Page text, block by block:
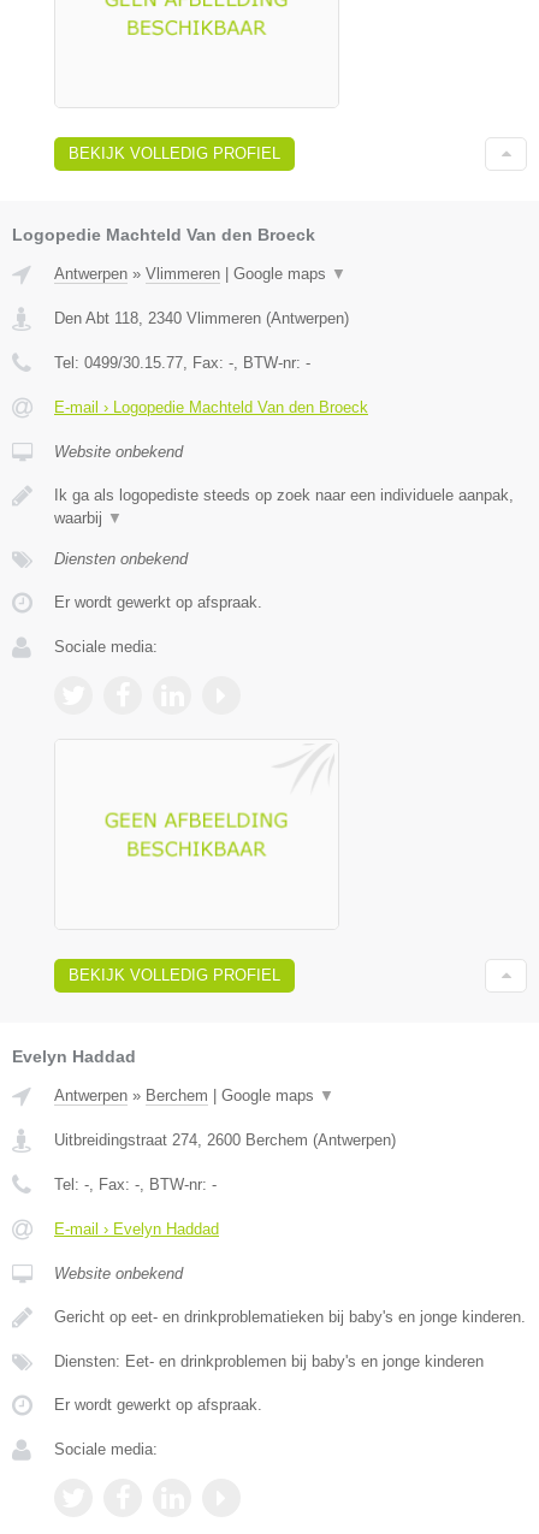
BEKIJK VOLLEDIG PROFIEL
Logopedie Machteld Van den Broeck
Antwerpen » Vlimmeren Google maps ▼
Den Abt 118, 2340 Vlimmeren (Antwerpen)
Tel: 0499/30.15.77, Fax: -, BTW-nr: -
E-mail › Logopedie Machteld Van den Broeck
Website onbekend
Ik ga als logopediste steeds op zoek naar een individuele aanpak,
waarbij ▼
Diensten onbekend
Er wordt gewerkt op afspraak.
Sociale media:
BEKIJK VOLLEDIG PROFIEL
Evelyn Haddad
Antwerpen » Berchem Google maps ▼
Uitbreidingstraat 274 2600 Berchem (Antwerpen)
Tel: - , Fax: - , BTW-nr: -
E-mail › Evelyn Haddad
Website onbekend
Gericht op eet- en drinkproblematieken bij baby's en jonge kinderen.
Diensten: Eet- en drinkproblemen bij baby's en jonge kinderen
Er wordt gewerkt op afspraak.
Sociale media: